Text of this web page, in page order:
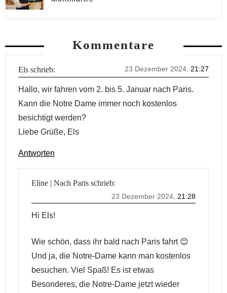
Kommentare
Els schrieb: 23 Dezember 2024, 21:27
Hallo, wir fahren vom 2. bis 5. Januar nach Paris.
Kann die Notre Dame immer noch kostenlos
besichtigt werden?
Liebe Grüße, Els
Antworten
Eline | Nach Paris schrieb:
23 Dezember 2024, 21:28
Hi Els!
Wie schön, dass ihr bald nach Paris fahrt 😊
Und ja, die Notre-Dame kann man kostenlos
besuchen. Viel Spaß! Es ist etwas
Besonderes, die Notre-Dame jetzt wieder